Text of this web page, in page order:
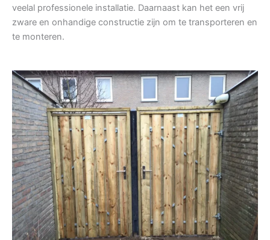
veelal professionele installatie. Daarnaast kan het een vrij
zware en onhandige constructie zijn om te transporteren en
te monteren.